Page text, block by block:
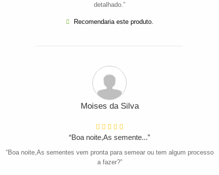
detalhado.”
Recomendaria este produto.
Moises da Silva
“Boa noite,As semente...”
“Boa noite,As sementes vem pronta para semear ou tem algum processo
a fazer?”